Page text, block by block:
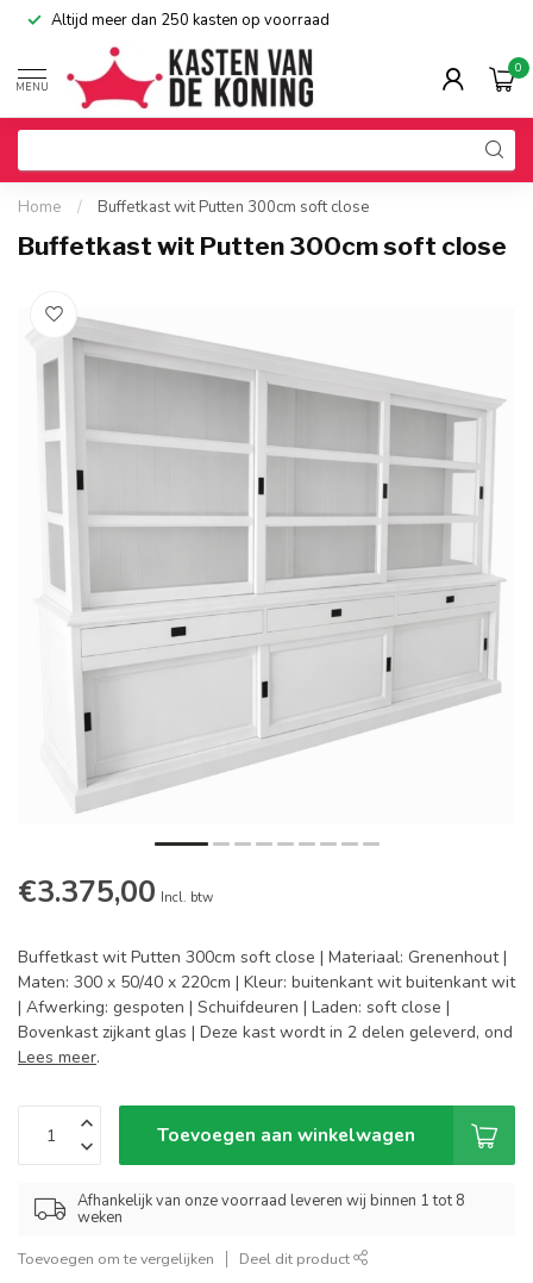
Altijd meer dan 250 kasten op voorraad
MENU
0
Home / Buffetkast wit Putten 300cm soft close
Buffetkast wit Putten 300cm soft close
€3.375,00 Incl. btw
Buffetkast wit Putten 300cm soft close | Materiaal: Grenenhout |
Maten: 300 x 50/40 x 220cm | Kleur: buitenkant wit buitenkant wit
| Afwerking: gespoten | Schuifdeuren | Laden: soft close |
Bovenkast zijkant glas | Deze kast wordt in 2 delen geleverd, ond
Lees meer.
Toevoegen aan winkelwagen
Afhankelijk van onze voorraad leveren wij binnen 1 tot 8
weken
Toevoegen om te vergelijken Deel dit product